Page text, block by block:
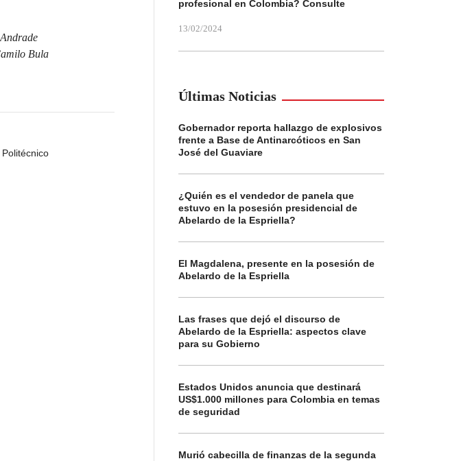
Bula
profesional en Colombia? Consulte
13/02/2024
Últimas Noticias
Gobernador reporta hallazgo de explosivos
frente a Base de Antinarcóticos en San
José del Guaviare
¿Quién es el vendedor de panela que
estuvo en la posesión presidencial de
Abelardo de la Espriella?
El Magdalena, presente en la posesión de
Abelardo de la Espriella
Las frases que dejó el discurso de
Abelardo de la Espriella: aspectos clave
para su Gobierno
Estados Unidos anuncia que destinará
US$1.000 millones para Colombia en temas
de seguridad
Murió cabecilla de finanzas de la segunda